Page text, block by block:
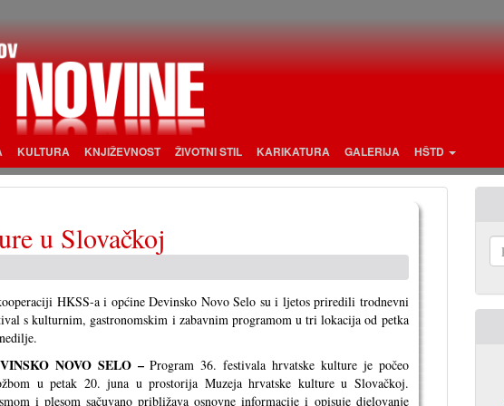
KULTURA KNJIŽEVNOST ŽIVOTNI STIL KARIKATURA GALERIJA HŠTD
u Slovačkoj
HKSS-a i općine Devinsko Novo Selo su i ljetos priredili trodnevni
s kulturnim, gastronomskim i zabavnim programom u tri lokacija od petka
NOVO SELO –Program 36. festivala hrvatske kulture je počeo
u petak 20. juna u prostorija Muzeja hrvatske kulture u Slovačkoj.
i plesom sačuvano približava osnovne informacije i opisuje djelovanje